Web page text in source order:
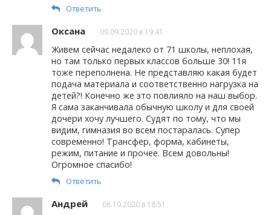
Ответить
Оксана 09.09.2020 в 19:41
Живем сейчас недалеко от 71 школы, неплохая,
но там только первых классов больше 30! 11я
тоже переполнена. Не представляю какая будет
подача материала и соответственно нагрузка на
детей?! Конечно же это повлияло на наш выбор.
Я сама заканчивала обычную школу и для своей
дочери хочу лучшего. Судят по тому, что мы
видим, гимназия во всем постаралась. Супер
современно! Трансфер, форма, кабинеты,
режим, питание и прочее. Всем довольны!
Огромное спасибо!
Ответить
Андрей 08.10.2020 в 18:51